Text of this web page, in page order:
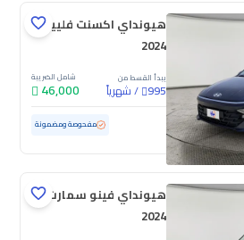
هيونداي اكسنت فلييت
2024
يبدأ القسط من
995
/شهرياً
شامل الضريبة
46,000
مفحوصة ومضمونة
هيونداي فينو سمارت
2024